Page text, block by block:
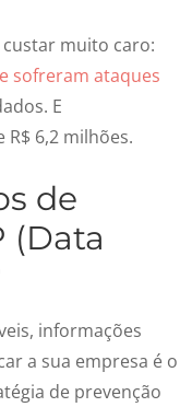
muito caro:
sofreram ataques
E
6,2 milhões.
de
(Data
informações
a sua empresa é o
de prevenção